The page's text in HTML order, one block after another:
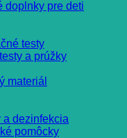
doplnky pre deti
testy
a prúžky
materiál
a dezinfekcia
pomôcky